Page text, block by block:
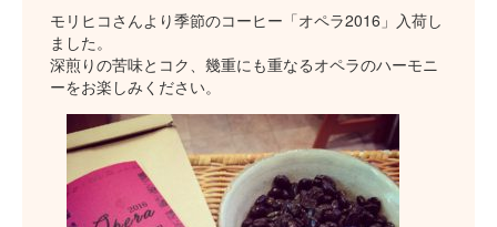
モリヒコさんより季節のコーヒー「オペラ2016」入荷し
ました。
深煎りの苦味とコク、幾重にも重なるオペラのハーモニ
ーをお楽しみください。